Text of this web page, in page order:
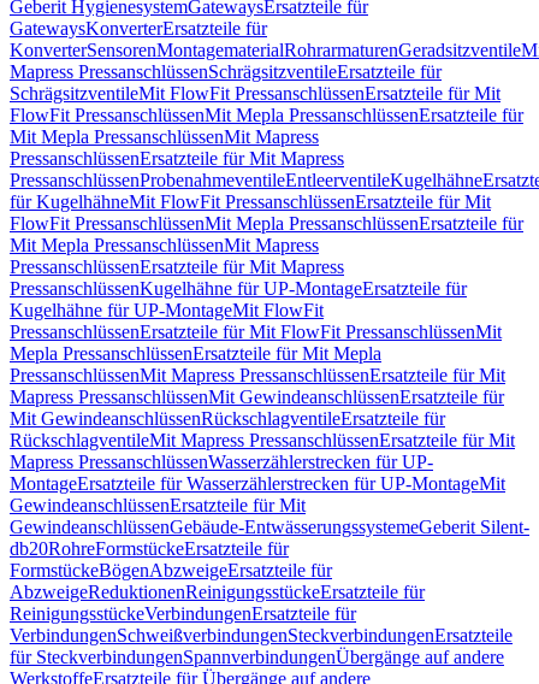
Geberit HygienesystemGatewaysErsatzteile für
GatewaysKonverterErsatzteile für
KonverterSensorenMontagematerialRohrarmaturenGeradsitzventile
Mapress PressanschlüssenSchrägsitzventileErsatzteile für
SchrägsitzventileMit FlowFit PressanschlüssenErsatzteile für Mit
FlowFit PressanschlüssenMit Mepla PressanschlüssenErsatzteile für
Mit Mepla PressanschlüssenMit Mapress
PressanschlüssenErsatzteile für Mit Mapress
PressanschlüssenProbenahmeventileEntleerventileKugelhähne
für KugelhähneMit FlowFit PressanschlüssenErsatzteile für Mit
FlowFit PressanschlüssenMit Mepla PressanschlüssenErsatzteile für
Mit Mepla PressanschlüssenMit Mapress
PressanschlüssenErsatzteile für Mit Mapress
PressanschlüssenKugelhähne für UP-MontageErsatzteile für
Kugelhähne für UP-MontageMit FlowFit
PressanschlüssenErsatzteile für Mit FlowFit PressanschlüssenMit
Mepla PressanschlüssenErsatzteile für Mit Mepla
PressanschlüssenMit Mapress PressanschlüssenErsatzteile für Mit
Mapress PressanschlüssenMit GewindeanschlüssenErsatzteile für
Mit GewindeanschlüssenRückschlagventileErsatzteile für
RückschlagventileMit Mapress PressanschlüssenErsatzteile für Mit
Mapress PressanschlüssenWasserzählerstrecken für UP-
MontageErsatzteile für Wasserzählerstrecken für UP-MontageMit
GewindeanschlüssenErsatzteile für Mit
GewindeanschlüssenGebäude-EntwässerungssystemeGeberit Silent-
db20RohreFormstückeErsatzteile für
FormstückeBögenAbzweigeErsatzteile für
AbzweigeReduktionenReinigungsstückeErsatzteile für
ReinigungsstückeVerbindungenErsatzteile für
VerbindungenSchweißverbindungenSteckverbindungenErsatzteile
für SteckverbindungenSpannverbindungenÜbergänge auf andere
WerkstoffeErsatzteile für Übergänge auf andere